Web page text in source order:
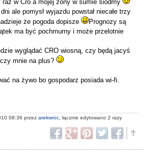
w Cro a mojej żony w sumie siódmy
ale pomysł wyjazdu powstał niecałe trzy
że pogoda dopisze
Prognozy są
ma być pochmurny i może przelotnie
wyglądać CRO wiosną, czy będą jacyś
mnie na plus?
na żywo bo gospodarz posiada wi-fi.
08:36 przez arekwroc , łącznie edytowano 2 razy